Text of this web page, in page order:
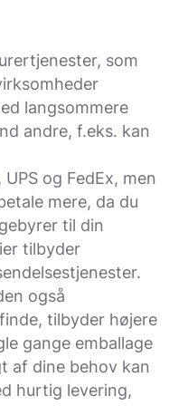
som
langsommere
andre, f.eks. kan
og FedEx, men
mere, da du
til din
tilbyder
også
tilbyder højere
gange emballage
af dine behov kan
hurtig levering,